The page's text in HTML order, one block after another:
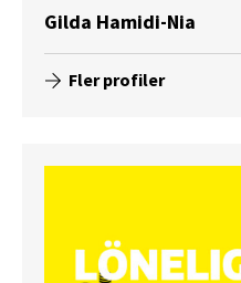
Gilda Hamidi-Nia
Fler profiler